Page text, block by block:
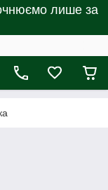
лише за